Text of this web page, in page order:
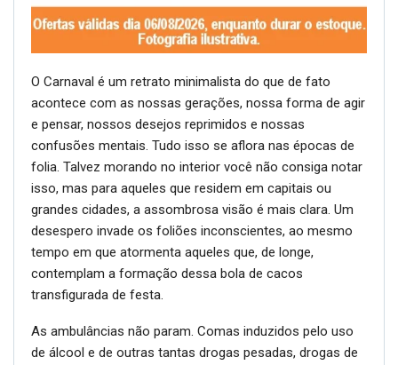
O Carnaval é um retrato minimalista do que de fato
acontece com as nossas gerações, nossa forma de agir
e pensar, nossos desejos reprimidos e nossas
confusões mentais. Tudo isso se aflora nas épocas de
folia. Talvez morando no interior você não consiga notar
isso, mas para aqueles que residem em capitais ou
grandes cidades, a assombrosa visão é mais clara. Um
desespero invade os foliões inconscientes, ao mesmo
tempo em que atormenta aqueles que, de longe,
contemplam a formação dessa bola de cacos
transfigurada de festa.
As ambulâncias não param. Comas induzidos pelo uso
de álcool e de outras tantas drogas pesadas, drogas de